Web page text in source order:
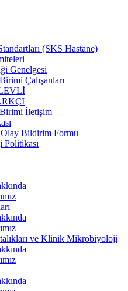
(SKS Hastane)
Genelgesi
Çalışanları
İletişim
Bildirim Formu
Politikası
ve Klinik Mikrobiyoloji